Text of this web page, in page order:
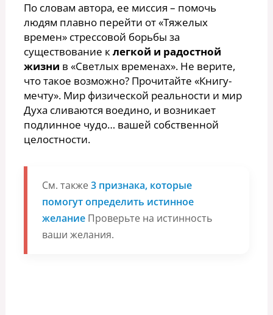
По словам автора, ее миссия – помочь
людям плавно перейти от «Тяжелых
времен» стрессовой борьбы за
существование клегкой и радостной
жизни в «Светлых временах». Не верите,
что такое возможно? Прочитайте «Книгу-
мечту». Мир физической реальности и мир
Духа сливаются воедино, и возникает
подлинное чудо… вашей собственной
целостности.
См. также3 признака, которые
помогут определить истинное
желаниеПроверьте на истинность
ваши желания.